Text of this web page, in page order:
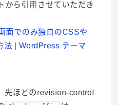
から引用させていただき
面でのみ独自のCSSや
法 | WordPress テーマ
先ほどのrevision-control